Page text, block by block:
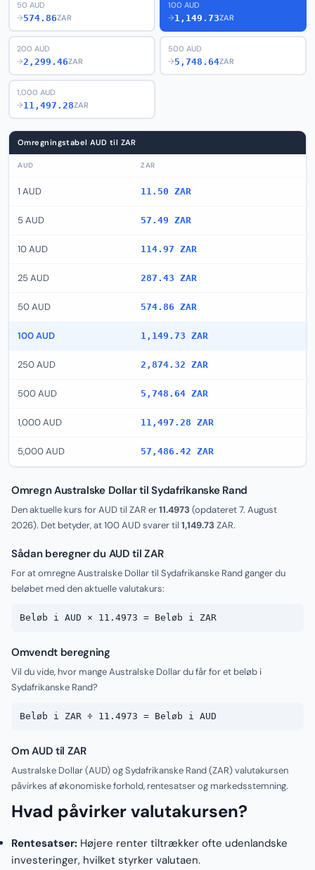
50 AUD
→574.86ZAR
100 AUD
→1,149.73ZAR
200 AUD
→2,299.46ZAR
500 AUD
→5,748.64ZAR
1,000 AUD
→11,497.28ZAR
Omregningstabel AUD til ZAR
AUD ZAR
1 AUD 11.50 ZAR
5 AUD 57.49 ZAR
10 AUD 114.97 ZAR
25 AUD 287.43 ZAR
50 AUD 574.86 ZAR
100 AUD 1,149.73 ZAR
250 AUD 2,874.32 ZAR
500 AUD 5,748.64 ZAR
1,000 AUD 11,497.28 ZAR
5,000 AUD 57,486.42 ZAR
Omregn Australske Dollar til Sydafrikanske Rand
Den aktuelle kurs for AUD til ZAR er11.4973 (opdateret7. August
2026). Det betyder, at 100 AUD svarer til 1,149.73 ZAR.
Sådan beregner du AUD til ZAR
For at omregne Australske Dollar til Sydafrikanske Rand ganger du
beløbet med den aktuelle valutakurs:
Beløb i AUD × 11.4973 = Beløb i ZAR
Omvendt beregning
Vil du vide, hvor mange Australske Dollar du får for et beløb i
Sydafrikanske Rand?
Beløb i ZAR ÷ 11.4973 = Beløb i AUD
Om AUD til ZAR
Australske Dollar (AUD) og Sydafrikanske Rand (ZAR) valutakursen
påvirkes af økonomiske forhold, rentesatser og markedsstemning.
Hvad påvirker valutakursen?
Rentesatser: Højere renter tiltrækker ofte udenlandske
investeringer, hvilket styrker valutaen.